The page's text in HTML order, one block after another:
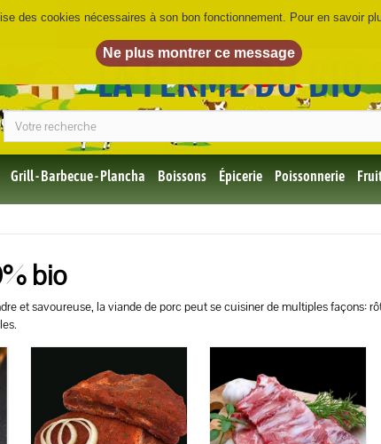
LA FERME DU BIO
Grill - Barbecue - Plancha Boissons Épicerie
Café
Poissonnerie
bio
et savoureuse, la viande de porc peut se cuisiner de multiples façons:
des cookies nécessaires à son bon fonctionnement. Pour en savoir